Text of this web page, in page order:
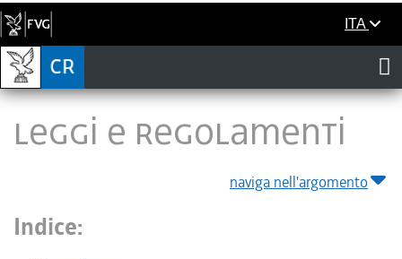
ITA
LEGGI E REGOLAMENTI
naviga nell'argomento
Indice: